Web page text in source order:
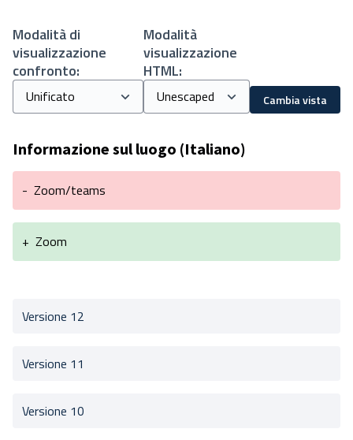
Modalità di
visualizzazione
confronto:
Modalità
visualizzazione
HTML:
Cambia vista
Informazione sul luogo (Italiano)
- Zoom/teams
+ Zoom
Versione 12
Versione 11
Versione 10